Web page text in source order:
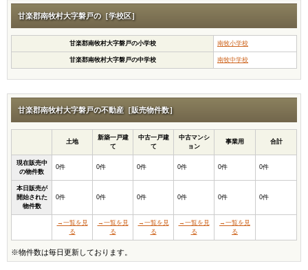
甘楽郡南牧村大字磐戸の［学校区］
甘楽郡南牧村大字磐戸の小学校 南牧小学校
甘楽郡南牧村大字磐戸の中学校 南牧中学校
甘楽郡南牧村大字磐戸の不動産［販売物件数］
土地
新築一戸建
て
中古一戸建
て
中古マンシ
ョン
事業用 合計
現在販売中
の物件数
0件 0件 0件 0件 0件 0件
本日販売が
開始された
物件数
0件 0件 0件 0件 0件 0件
→一覧を見
る
→一覧を見
る
→一覧を見
る
→一覧を見
る
→一覧を見
る
※物件数は毎日更新しております。